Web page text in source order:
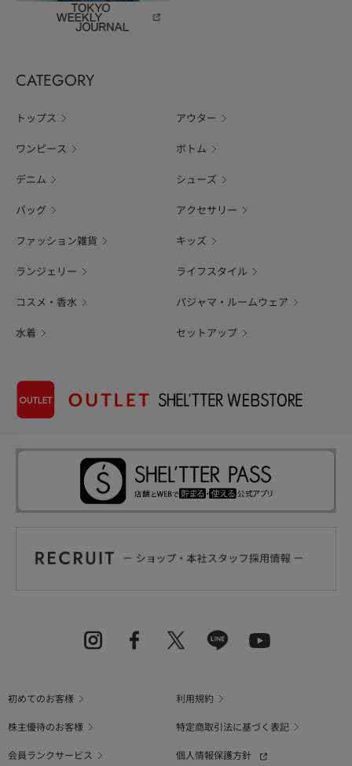
CATEGORY
トップス アウター
ワンピース ボトム
デニム シューズ
バッグ アクセサリー
ファッション雑貨 キッズ
ランジェリー ライフスタイル
コスメ・香水 パジャマ・ルームウェア
水着 セットアップ
初めてのお客様
利用規約
株主優待のお客様
特定商取引法に基づく表記
会員ランクサービス
個人情報保護方針